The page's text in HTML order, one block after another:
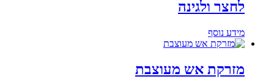
לחצר ולגינה
מידע נוסף
מזרקת אש מעוצבת